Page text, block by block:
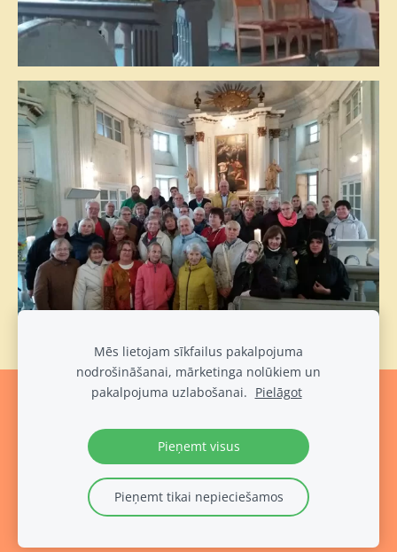
Sīkdatnes
Mēs lietojam sīkfailus pakalpojuma
nodrošināšanai, mārketinga nolūkiem un
pakalpojuma uzlabošanai. Pielāgot
Pieņemt visus
Pieņemt tikai nepieciešamos